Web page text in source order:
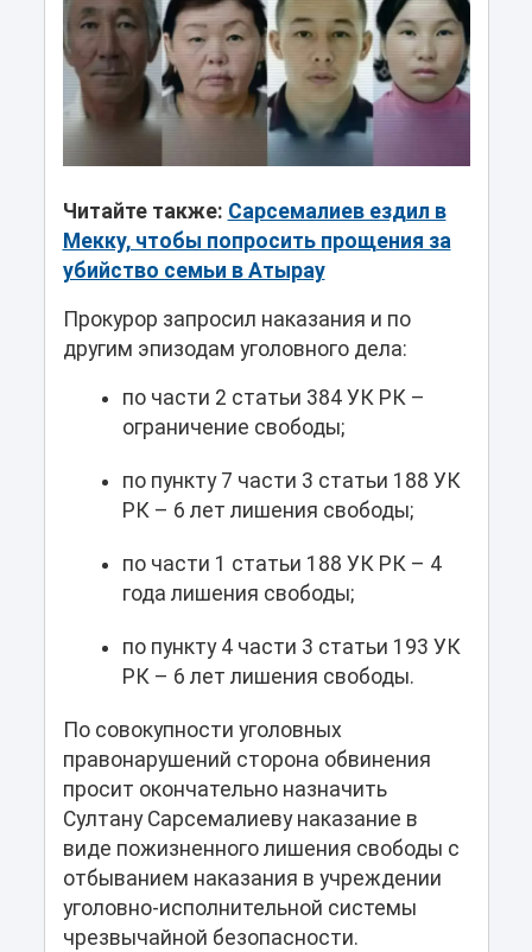
Читайте также: Сарсемалиев ездил в
Мекку, чтобы попросить прощения за
убийство семьи в Атырау
Прокурор запросил наказания и по
другим эпизодам уголовного дела:
по части 2 статьи 384 УК РК –
ограничение свободы;
по пункту 7 части 3 статьи 188 УК
РК – 6 лет лишения свободы;
по части 1 статьи 188 УК РК – 4
года лишения свободы;
по пункту 4 части 3 статьи 193 УК
РК – 6 лет лишения свободы.
По совокупности уголовных
правонарушений сторона обвинения
просит окончательно назначить
Султану Сарсемалиеву наказание в
виде пожизненного лишения свободы с
отбыванием наказания в учреждении
уголовно-исполнительной системы
чрезвычайной безопасности.